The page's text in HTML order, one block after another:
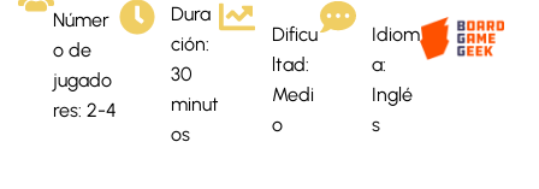
Númer
o de
jugado
res: 2-4
Dura
ción:
30
minut
os
Dificu
ltad:
Medi
o
Idiom
a:
Inglé
s